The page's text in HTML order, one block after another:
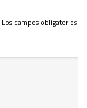
Los campos obligatorios